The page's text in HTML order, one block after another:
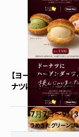
【ヨーキーズクレー
ナツに、ハーゲンダ
ゃいました。
7月7日 9月
うめきたグリーンプ